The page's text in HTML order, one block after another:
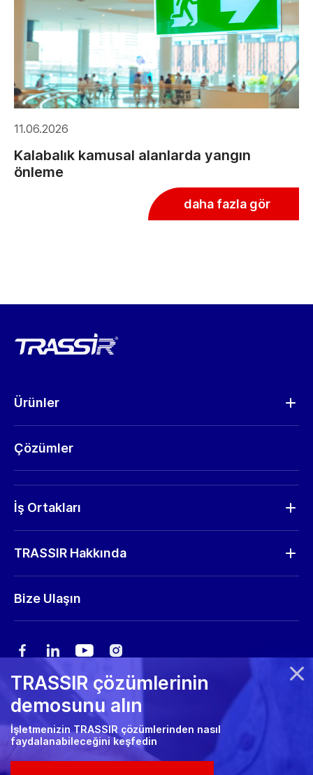
11.06.2026
Kalabalık kamusal alanlarda yangın
önleme
daha fazla gör
Ürünler
Kameralar
Donanım
Çözümler
Talep Gönder
Yazılım güncellemeleri
Depolama hesaplayıcısı
Pazarlama materyalleri
İş Ortakları
TRASSIR Hakkında
Bize Ulaşın
Gizlilik Politikası
Çerez politikası
TRASSIR çözümlerinin
demosunu alın
İşletmenizin TRASSIR çözümlerinden nasıl
faydalanabileceğini keşfedin